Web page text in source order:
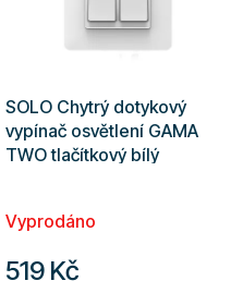
SOLO Chytrý dotykový
vypínač osvětlení GAMA
TWO tlačítkový bílý
Vyprodáno
519 Kč